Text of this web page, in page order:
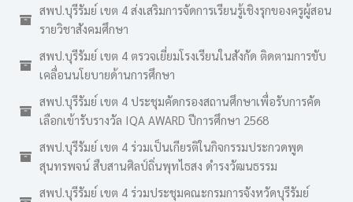
สพป.บุรีรัมย์ เขต 4 ส่งเสริมการจัดการเรียนรู้เชิงรุกของครูผู้สอน
รายวิชาสังคมศึกษา
สพป.บุรีรัมย์ เขต 4 ตรวจเยี่ยมโรงเรียนในสังกัด ติดตามการขับ
เคลื่อนนโยบายด้านการศึกษา
สพป.บุรีรัมย์ เขต 4 ประชุมคัดกรองสถานศึกษาเพื่อรับการคัด
เลือกเข้ารับรางวัล IQA AWARD ปีการศึกษา 2568
สพป.บุรีรัมย์ เขต 4 ร่วมเป็นเกียรติในกิจกรรมประกวดพูด
สุนทรพจน์ สืบสานศิลป์ถิ่นพุทไธสง ดำรงวัฒนธรรม
สพป.บุรีรัมย์ เขต 4 ร่วมประชุมคณะกรมการจังหวัดบุรีรัมย์